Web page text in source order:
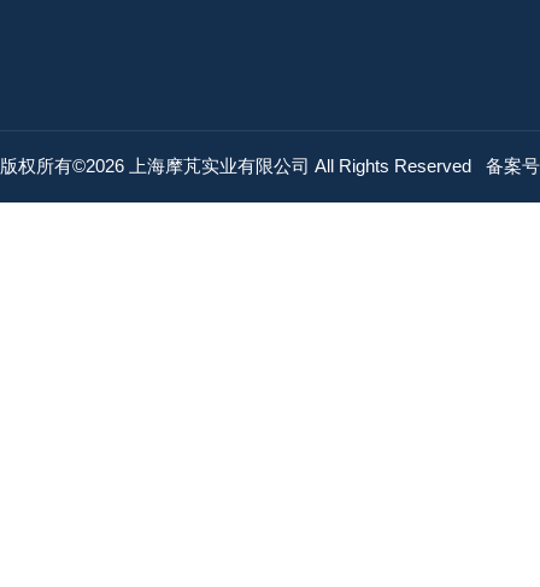
版权所有©2026 上海摩芃实业有限公司 All Rights Reserved 备案